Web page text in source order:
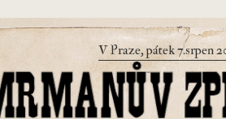
V Praze, pátek 7.srpen